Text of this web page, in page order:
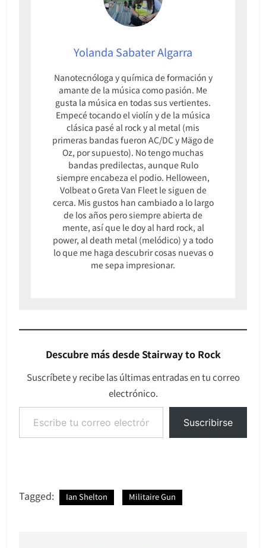
Yolanda Sabater Algarra
Nanotecnóloga y química de formación y
amante de la música como pasión. Me
gusta la música en todas sus vertientes.
Empecé tocando el violín y de la música
clásica pasé al rock y al metal (mis
primeras bandas fueron AC/DC y Mägo de
Oz, por supuesto). No tengo muchas
bandas predilectas, aunque Rulo
siempre encabeza el podio. Helloween,
Volbeat o Greta Van Fleet le siguen de
cerca. Mis gustos han cambiado a lo largo
de los años pero siempre abierta de
mente, así que le doy al hard rock, al
power, al death metal (melódico) y a todo
lo que me haga descubrir cosas nuevas o
me sepa impresionar.
Descubre más desde Stairway to Rock
Suscríbete y recibe las últimas entradas en tu correo
electrónico.
Escribe tu correo electrónico…
Suscribirse
Tagged: Ian Shelton Militaire Gun